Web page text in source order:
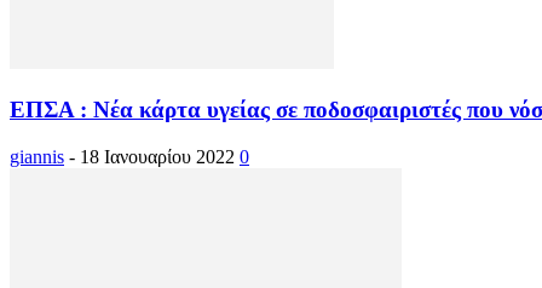
ΕΠΣΑ : Νέα κάρτα υγείας σε ποδοσφαιριστές που
giannis - 18 Ιανουαρίου 2022 0